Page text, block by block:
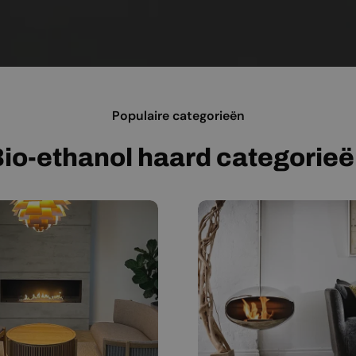
Populaire categorieën
ethanol haard